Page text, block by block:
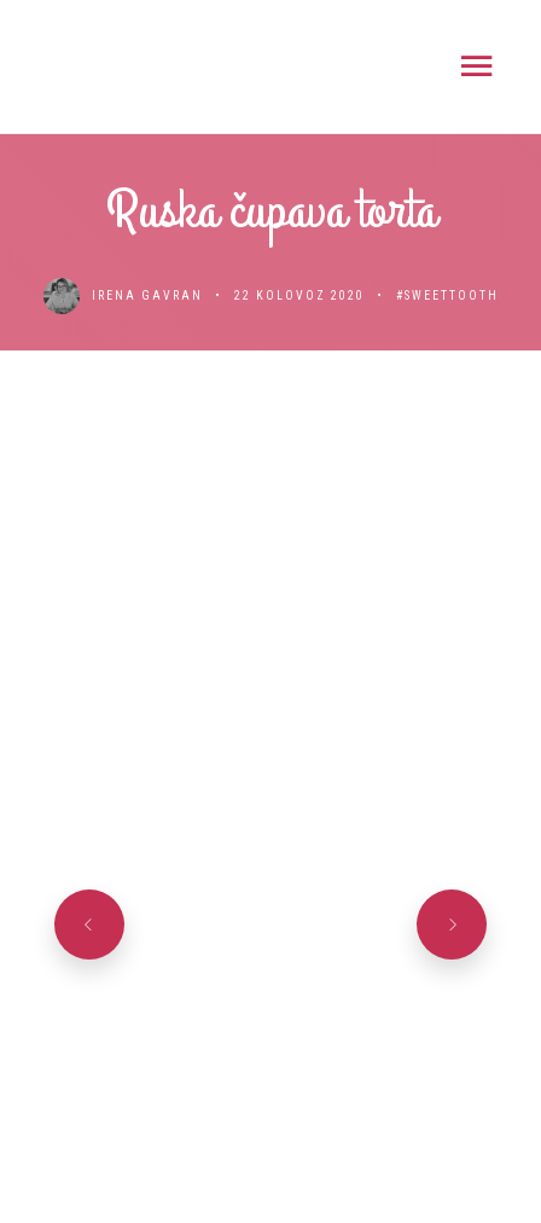
Ruska čupava torta
IRENA GAVRAN 22 KOLOVOZ 2020 #SWEETTOOTH